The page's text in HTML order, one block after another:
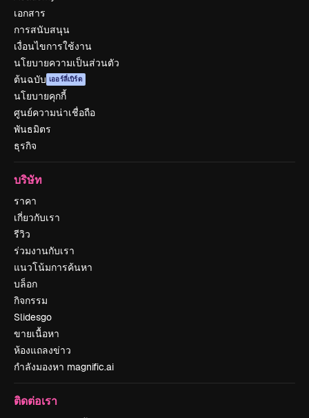
เอกสาร
การสนับสนุน
เงื่อนไขการใช้งาน
นโยบายความเป็นส่วนตัว
ต้นฉบับ เออร์ลี่เบิร์ด
นโยบายคุกกี้
ศูนย์ความน่าเชื่อถือ
พันธมิตร
ธุรกิจ
บริษัท
ราคา
เกี่ยวกับเรา
รีวิว
ร่วมงานกับเรา
แนวโน้มการค้นหา
บล็อก
กิจกรรม
Slidesgo
ขายเนื้อหา
ห้องแถลงข่าว
กำลังมองหา magnific.ai
ติดต่อเรา